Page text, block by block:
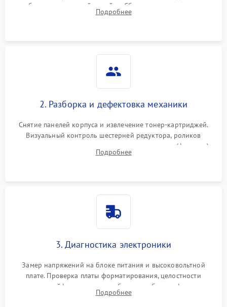
работы сканирующей линейки. Сбор данных о замятиях,
дефектах изображения или посторонних шумах при работе.
Подробнее
2. Разборка и дефектовка механики
Снятие панелей корпуса и извлечение тонер-картриджей.
Визуальный контроль шестерней редуктора, роликов
захвата, термопленки и прижимного вала в печи (фьюзере).
Проверка оптики сканера на загрязнения.
Подробнее
3. Диагностика электроники
Замер напряжений на блоке питания и высоковольтной
плате. Проверка платы форматирования, целостности
плоских шлейфов сканера и работоспособности флажков и
оптопар (датчиков прохождения бумаги).
Подробнее